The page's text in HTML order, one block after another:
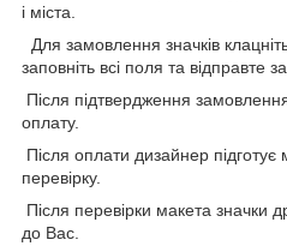
і міста.
Для замовлення значків
заповніть всі поля та відправте
Після підтвердження
оплату.
Після оплати дизайнер підготує
перевірку.
Після перевірки макета значки
до Вас.